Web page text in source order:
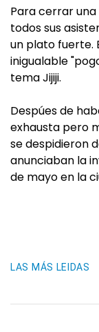
Para cerrar
todos sus
un plato fuerte.
inigualable
tema Jijiji.
Despúes de
exhausta pero
se despidieron
anunciaban la
de mayo en la
LAS MÁS LEIDAS